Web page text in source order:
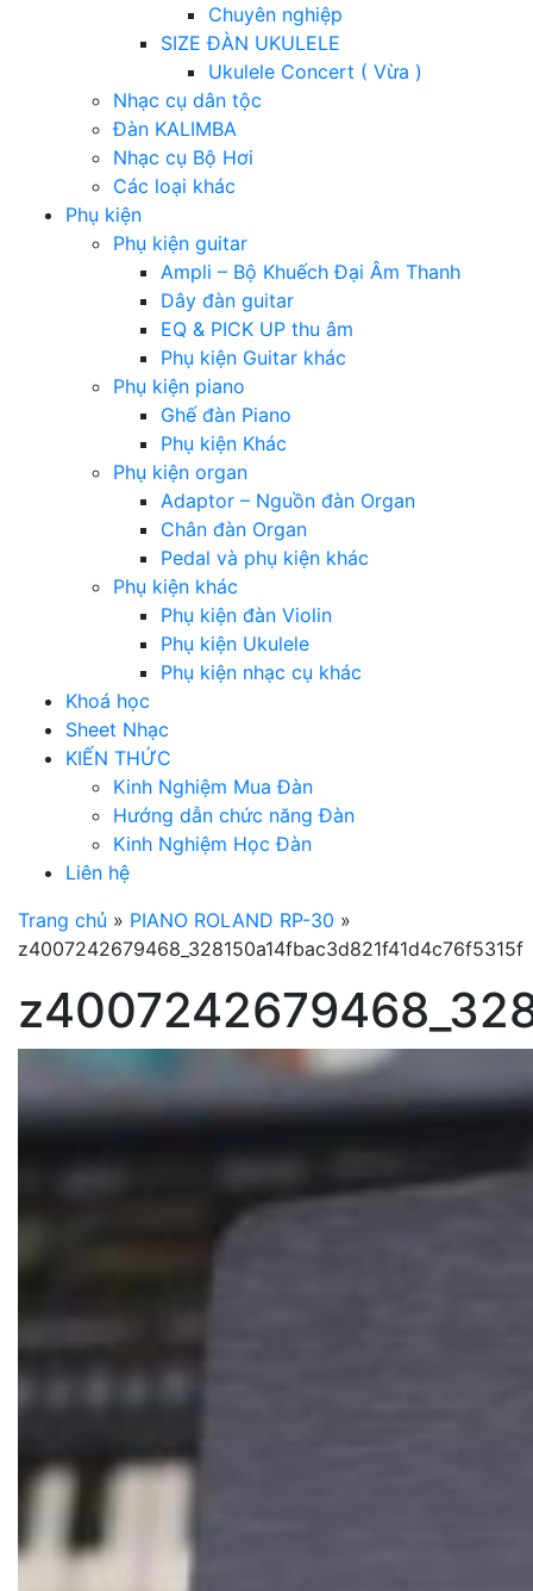
Chuyên nghiệp
SIZE ĐÀN UKULELE
Ukulele Concert ( Vừa )
Nhạc cụ dân tộc
Đàn KALIMBA
Nhạc cụ Bộ Hơi
Các loại khác
Phụ kiện
Phụ kiện guitar
Ampli – Bộ Khuếch Đại Âm Thanh
Dây đàn guitar
EQ & PICK UP thu âm
Phụ kiện Guitar khác
Phụ kiện piano
Ghế đàn Piano
Phụ kiện Khác
Phụ kiện organ
Adaptor – Nguồn đàn Organ
Chân đàn Organ
Pedal và phụ kiện khác
Phụ kiện khác
Phụ kiện đàn Violin
Phụ kiện Ukulele
Phụ kiện nhạc cụ khác
Khoá học
Sheet Nhạc
KIẾN THỨC
Kinh Nghiệm Mua Đàn
Hướng dẫn chức năng Đàn
Kinh Nghiệm Học Đàn
Liên hệ
Trang chủ » PIANO ROLAND RP-30 »
z4007242679468_328150a14fbac3d821f41d4c76f5315f